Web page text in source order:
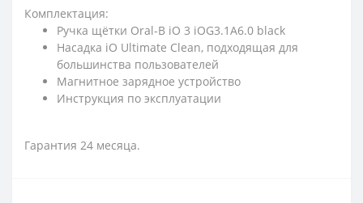
Комплектация:
Ручка щётки Oral-B iO 3 iOG3.1A6.0 black
Насадка iO Ultimate Clean, подходящая для
большинства пользователей
Магнитное зарядное устройство
Инструкция по эксплуатации
Гарантия 24 месяца.